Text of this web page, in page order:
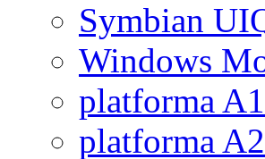
Symbian
Windows
platforma
platforma